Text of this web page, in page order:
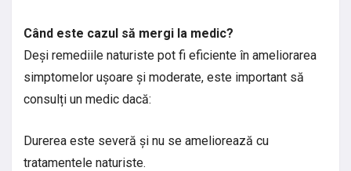
Când este cazul să mergi la medic?
Deși remediile naturiste pot fi eficiente în ameliorarea
simptomelor ușoare și moderate, este important să
consulți un medic dacă:
Durerea este severă și nu se ameliorează cu
tratamentele naturiste.